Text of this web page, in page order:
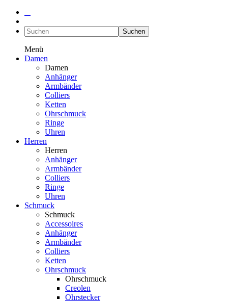
Suchen
Menü
Damen
Damen
Anhänger
Armbänder
Colliers
Ketten
Ohrschmuck
Ringe
Uhren
Herren
Herren
Anhänger
Armbänder
Colliers
Ringe
Uhren
Schmuck
Schmuck
Accessoires
Anhänger
Armbänder
Colliers
Ketten
Ohrschmuck
Ohrschmuck
Creolen
Ohrstecker